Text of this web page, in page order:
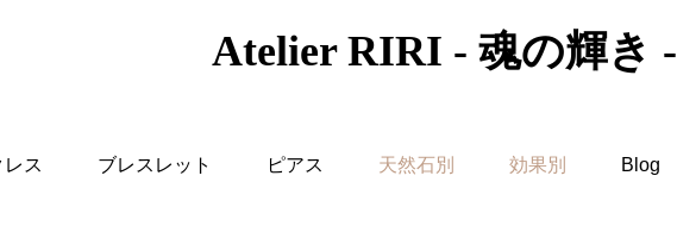
Atelier RIRI - 魂の輝き -
レス ブレスレット ピアス 天然石別 効果別 Blog